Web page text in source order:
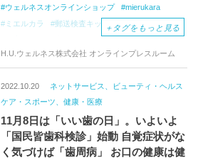
ウェルネスオンラインショップ
mierukara
ミエルカラ
郵送検査キット
年末年始
腸内環境
生活習慣病 糖尿病
骨粗鬆症
忘年会
クリスマス
お正月
メタボリックシンドローム
ミエルカラ検査キット
＋ タグをもっと見る
H.U.ウェルネス株式会社 オンラインプレスルーム
2022.10.20
ネットサービス、ビューティ・ヘルス
ケア・スポーツ、健康・医療
11月8日は「いい歯の日」。いよいよ
「国民皆歯科検診」始動 自覚症状がな
く気づけば「歯周病」 お口の健康は健